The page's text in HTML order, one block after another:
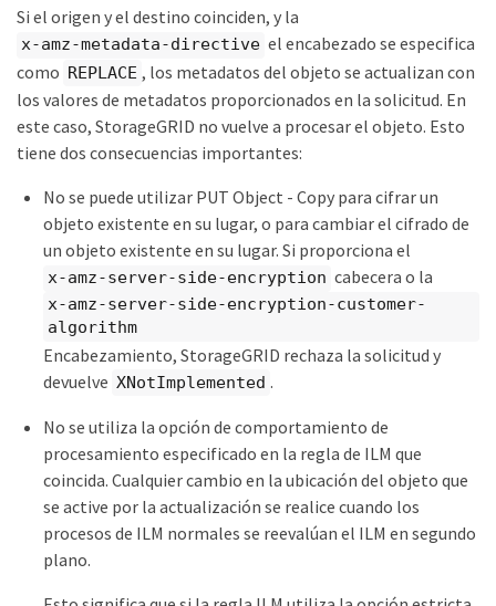
Si el origen y el destino coinciden, y la
x-amz-metadata-directive el encabezado se especifica
como REPLACE , los metadatos del objeto se actualizan con
los valores de metadatos proporcionados en la solicitud. En
este caso, StorageGRID no vuelve a procesar el objeto. Esto
tiene dos consecuencias importantes:
No se puede utilizar PUT Object - Copy para cifrar un
objeto existente en su lugar, o para cambiar el cifrado de
un objeto existente en su lugar. Si proporciona el
x-amz-server-side-encryption cabecera o la
x-amz-server-side-encryption-customer-
algorithm
Encabezamiento, StorageGRID rechaza la solicitud y
devuelve XNotImplemented .
No se utiliza la opción de comportamiento de
procesamiento especificado en la regla de ILM que
coincida. Cualquier cambio en la ubicación del objeto que
se active por la actualización se realice cuando los
procesos de ILM normales se reevalúan el ILM en segundo
plano.